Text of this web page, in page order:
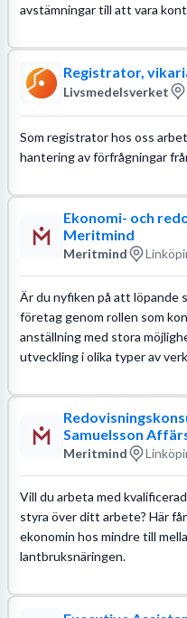
avstämningar till att vara
Registrator,
Livsmedelsverket
Som registrator hos oss
hantering av förfrågningar
Ekonomi- och
Meritmind
Meritmind
Är du nyfiken på att löpande
företag genom rollen som
anställning med stora
utveckling i olika typer av
Samuelsson
Meritmind
Vill du arbeta med
styra över ditt arbete? Här
ekonomin hos mindre till
lantbruksnäringen.